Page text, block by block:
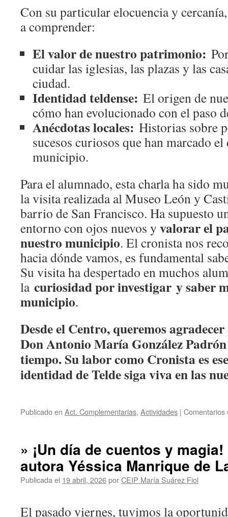
Con su particular elocuencia y
a comprender:
El valor de nuestro patrimonio:
cuidar las iglesias, las plazas y las
ciudad.
Identidad teldense: El origen de
cómo han evolucionado con el paso
Anécdotas locales: Historias sobre
sucesos curiosos que han marcado
municipio.
Para el alumnado, esta charla ha sido
la visita realizada al Museo León y
barrio de San Francisco. Ha supuesto
entorno con ojos nuevos y valorar el
nuestro municipio. El cronista nos
hacia dónde vamos, es fundamental
Su visita ha despertado en muchos
la curiosidad por investigar ysaber
municipio.
Desde el Centro, queremos
Don Antonio María González Padrón
tiempo. Su labor como Cronista es
identidad de Telde siga viva en las
Publicado en Act. Complementarias, Actividades | Comentarios
» ¡Un día de cuentos y
autora Yéssica Manrique de
Publicada el 19 abril, 2026porCEIP María Suárez Fiol
El pasado viernes, tuvimos la